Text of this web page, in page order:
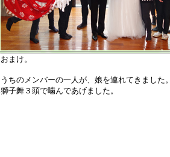
おまけ。
うちのメンバーの一人が、娘を連れてきました
獅子舞３頭で噛んであげました。